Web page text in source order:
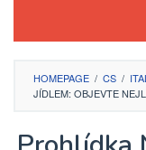
HOMEPAGE / CS /
JÍDLEM: OBJEVTE